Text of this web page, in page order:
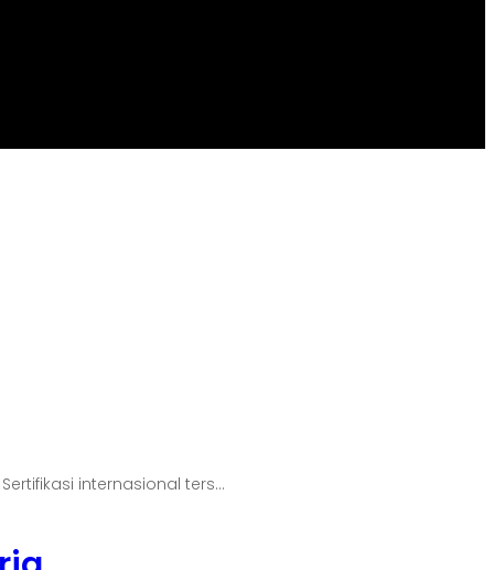
internasional ters...